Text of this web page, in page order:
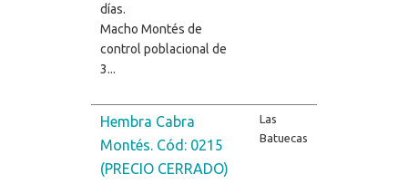
días.
Macho Montés de
control poblacional de
3...
Hembra Cabra
Montés. Cód: 0215
(PRECIO CERRADO)
Las
Batuecas